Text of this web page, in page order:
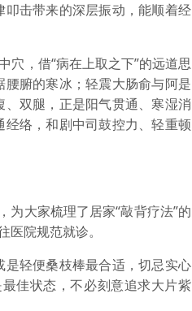
击带来的深层振动，能顺着经
，借“病在上取之下”的远道思
腑的寒冰；轻震大肠俞与阿是
双腿，正是阳气贯通、寒湿消
络，和剧中司鼓控力、轻重顿
大家梳理了居家“敲背疗法”的
院规范就诊。
轻便桑枝棒最合适，切忌实心
佳状态，不必刻意追求大片紫